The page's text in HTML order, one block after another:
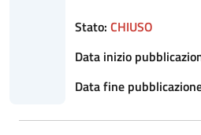
Stato: CHIUSO
Data inizio
Data fine